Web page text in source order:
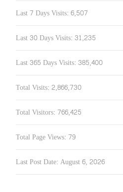
Last 7 Days Visits: 6,507
Last 30 Days Visits: 31,235
Last 365 Days Visits: 385,400
Total Visits: 2,866,730
Total Visitors: 766,425
Total Page Views: 79
Last Post Date: August 6, 2026